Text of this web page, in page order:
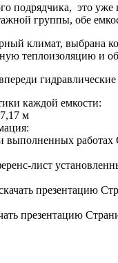
подрядчика, это
группы, обе
климат, выбрана
теплоизоляцию и
каждой емкости:
7,17 м
выполненных работах
лист
презентацию
презентацию